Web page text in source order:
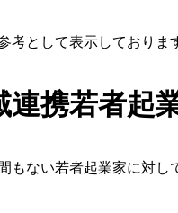
考として表示しておりま
連携若者
もない若者起業家に対